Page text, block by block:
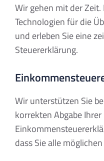
Wir gehen mit der
Technologien für die
und erleben Sie eine
Steuererklärung.
Wir unterstützen Sie
korrekten Abgabe Ihrer
dass Sie alle